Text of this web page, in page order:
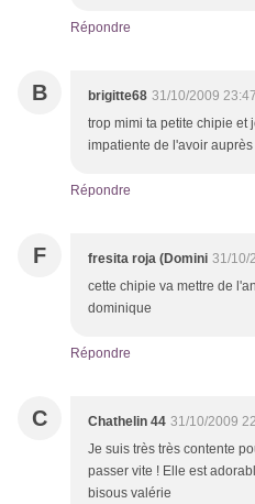
Répondre
B brigitte68 31/10/2009 23:47
trop mimi ta petite chipie et
impatiente de l'avoir
Répondre
F fresita roja (Domini 31/10/
cette chipie va mettre de
dominique
Répondre
C Chathelin 44 31/10/2009
Je suis très très contente
passer vite ! Elle est
bisous valérie